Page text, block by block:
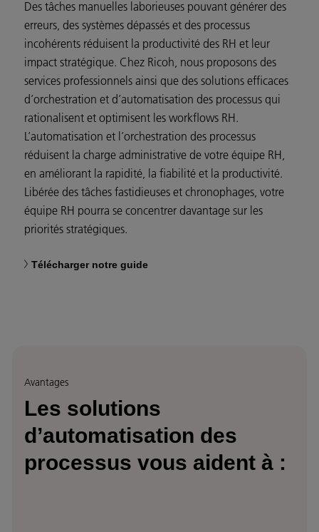
Des tâches manuelles laborieuses pouvant générer des
erreurs, des systèmes dépassés et des processus
incohérents réduisent la productivité des RH et leur
impact stratégique. Chez Ricoh, nous proposons des
services professionnels ainsi que des solutions efficaces
d’orchestration et d’automatisation des processus qui
rationalisent et optimisent les workflows RH.
L’automatisation et l’orchestration des processus
réduisent la charge administrative de votre équipe RH,
en améliorant la rapidité, la fiabilité et la productivité.
Libérée des tâches fastidieuses et chronophages, votre
équipe RH pourra se concentrer davantage sur les
priorités stratégiques.
Télécharger notre guide
Avantages
Les solutions
d’automatisation des
processus vous aident à :